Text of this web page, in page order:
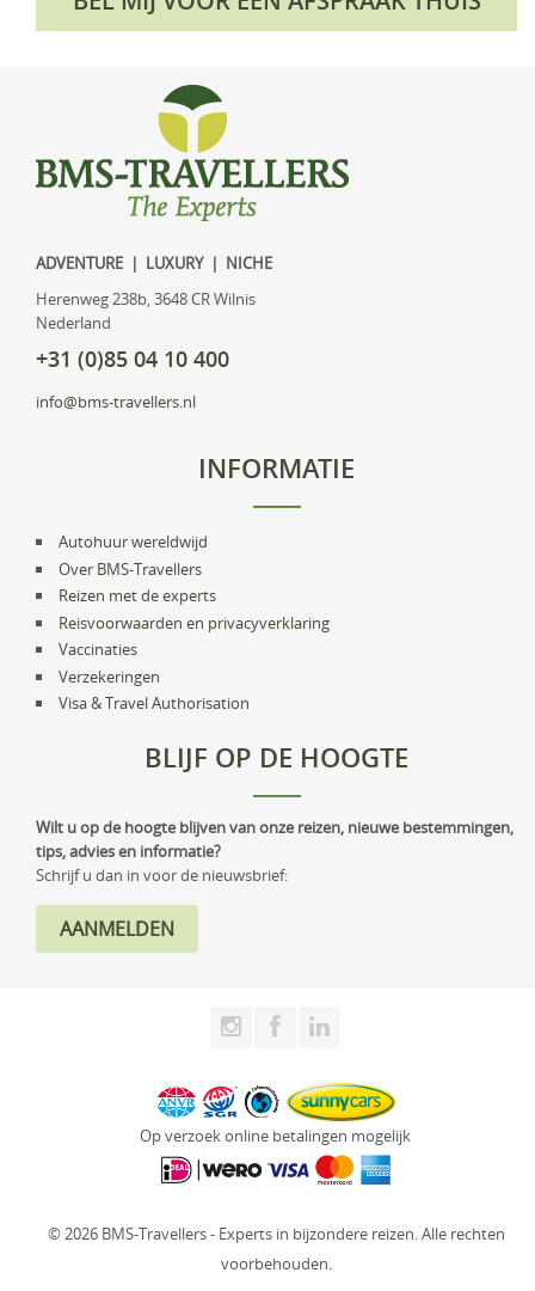
ADVENTURE | LUXURY | NICHE
Herenweg 238b, 3648 CR Wilnis
Nederland
+31 (0)85 04 10 400
info@bms-travellers.nl
INFORMATIE
Autohuur wereldwijd
Over BMS-Travellers
Reizen met de experts
Reisvoorwaarden en privacyverklaring
Vaccinaties
Verzekeringen
Visa & Travel Authorisation
BLIJF OP DE HOOGTE
Wilt u op de hoogte blijven van onze reizen, nieuwe bestemmingen,
tips, advies en informatie?
Schrijf u dan in voor de nieuwsbrief:
Op verzoek online betalingen mogelijk
© 2026 BMS-Travellers - Experts in bijzondere reizen. Alle rechten
voorbehouden.